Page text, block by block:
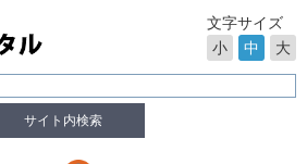
サイト内検索
文字サイズ
小
中 大